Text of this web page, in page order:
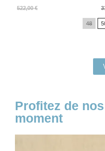
522,00 €
Prix
Prix
48
Profitez de
moment